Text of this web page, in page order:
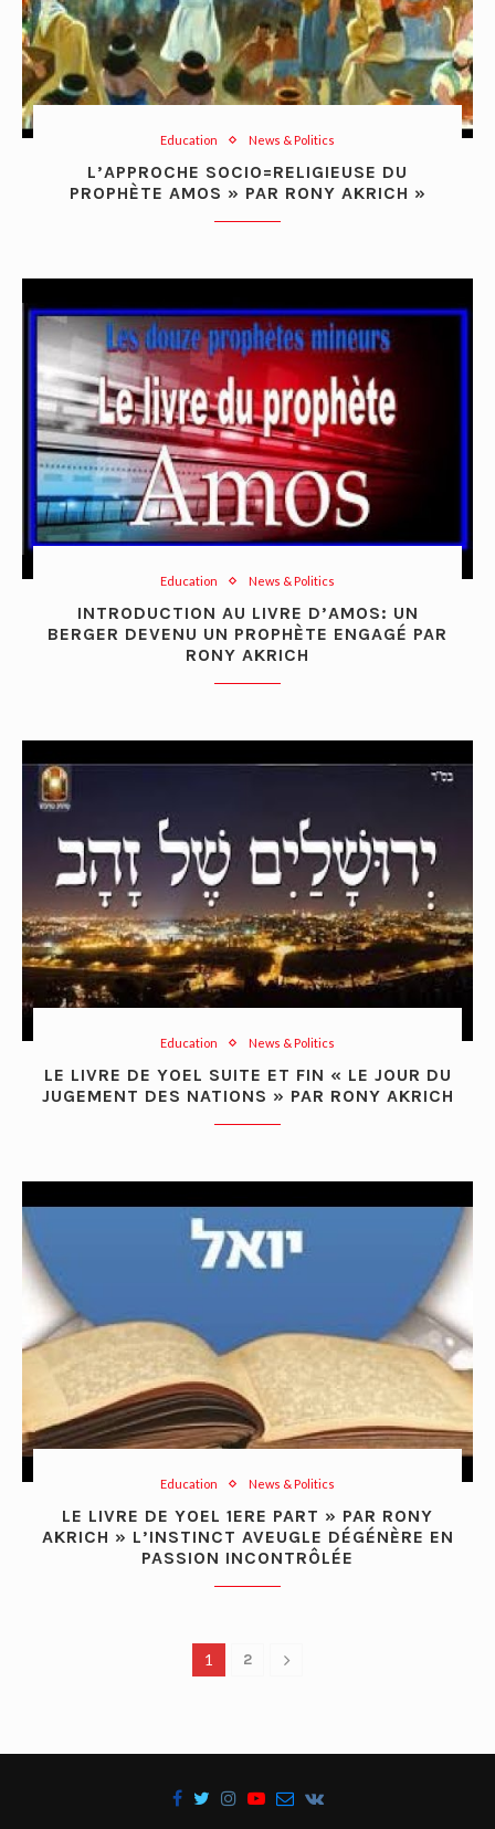
Education News & Politics
L’APPROCHE SOCIO=RELIGIEUSE DU
PROPHÈTE AMOS » PAR RONY AKRICH »
Education News & Politics
INTRODUCTION AU LIVRE D’AMOS: UN
BERGER DEVENU UN PROPHÈTE ENGAGÉ PAR
RONY AKRICH
Education News & Politics
LE LIVRE DE YOEL SUITE ET FIN « LE JOUR DU
JUGEMENT DES NATIONS » PAR RONY AKRICH
Education News & Politics
LE LIVRE DE YOEL 1ERE PART » PAR RONY
AKRICH » L’INSTINCT AVEUGLE DÉGÉNÈRE EN
PASSION INCONTRÔLÉE
1 2